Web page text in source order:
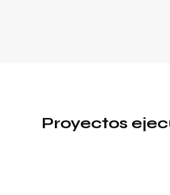
Proyectos